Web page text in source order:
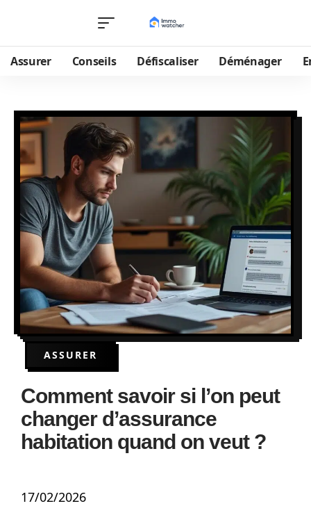
Assurer Conseils Défiscaliser Déménager
ASSURER
Comment savoir si l’on peut
changer d’assurance
habitation quand on veut ?
17/02/2026